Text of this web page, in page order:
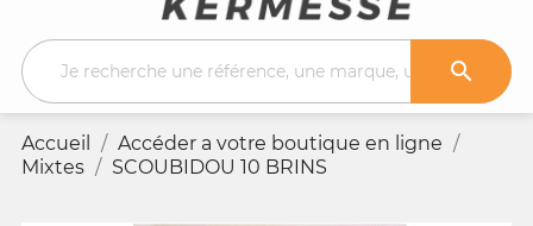

Accueil
Accéder a votre boutique en ligne
Mixtes
SCOUBIDOU 10 BRINS